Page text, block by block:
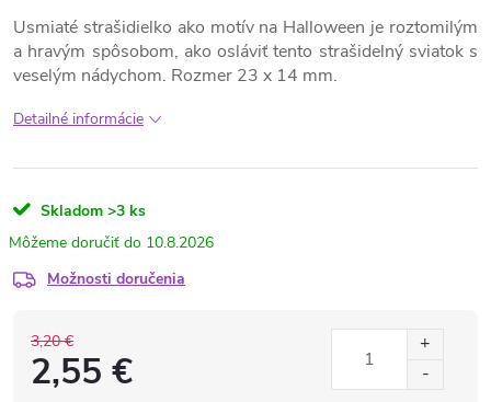
Usmiaté strašidielko ako motív na Halloween je roztomilým
a hravým spôsobom, ako osláviť tento strašidelný sviatok s
veselým nádychom. Rozmer 23 x 14 mm.
Detailné informácie
Skladom >3 ks
10.8.2026
Možnosti doručenia
3,20 €
2,55 €